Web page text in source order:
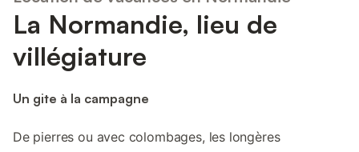
La Normandie, lieu de
villégiature
Un gite à la campagne
De pierres ou avec colombages, les longères